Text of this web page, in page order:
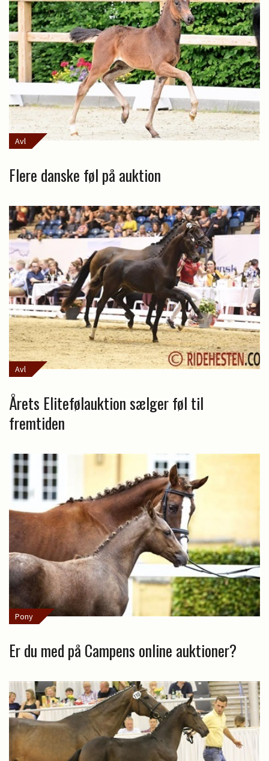
Avl
Flere danske føl på auktion
Avl
Årets Elitefølauktion sælger føl til
fremtiden
Pony
Er du med på Campens online auktioner?